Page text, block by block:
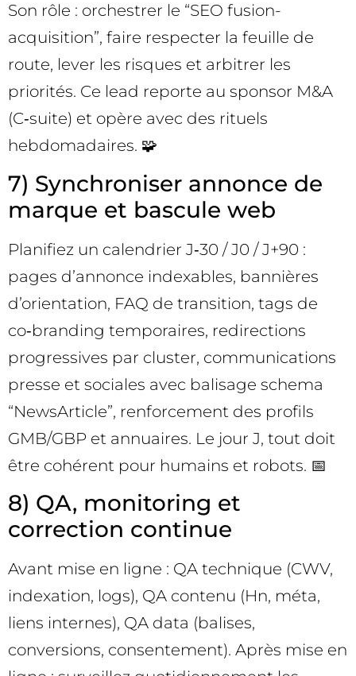
Son rôle : orchestrer le “SEO fusion-
acquisition”, faire respecter la feuille de
route, lever les risques et arbitrer les
priorités. Ce lead reporte au sponsor M&A
(C‑suite) et opère avec des rituels
hebdomadaires. 🧩
7) Synchroniser annonce de
marque et bascule web
Planifiez un calendrier J‑30 / J0 / J+90 :
pages d’annonce indexables, bannières
d’orientation, FAQ de transition, tags de
co‑branding temporaires, redirections
progressives par cluster, communications
presse et sociales avec balisage schema
“NewsArticle”, renforcement des profils
GMB/GBP et annuaires. Le jour J, tout doit
être cohérent pour humains et robots. 📅
8) QA, monitoring et
correction continue
Avant mise en ligne : QA technique (CWV,
indexation, logs), QA contenu (Hn, méta,
liens internes), QA data (balises,
conversions, consentement). Après mise en